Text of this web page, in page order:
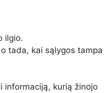
ilgio.
tada, kai sąlygos tampa
informaciją, kurią žinojo